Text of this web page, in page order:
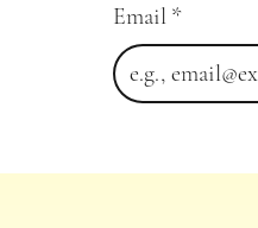
Email *